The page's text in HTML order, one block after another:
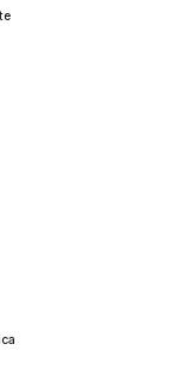
para o dia a dia
localização
tanto para moradia
visitação.
venha conhecer de